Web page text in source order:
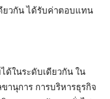
ยวกัน ได้รับค่าตอบแทน
ด้ในระดับเดียวกัน ใน
านุการ การบริหารธุรกิจ